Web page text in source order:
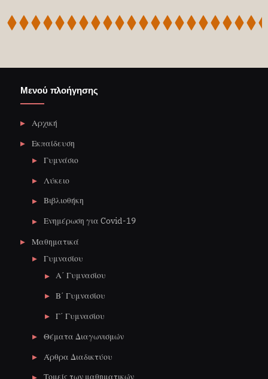
Μενού πλοήγησης
Αρχική
Εκπαίδευση
Γυμνάσιο
Λύκειο
Βιβλιοθήκη
Ενημέρωση για Covid-19
Μαθηματικά
Γυμνασίου
Α΄ Γυμνασίου
Β΄ Γυμνασίου
Γ΄ Γυμνασίου
Θέματα Διαγωνισμών
Άρθρα Διαδικτύου